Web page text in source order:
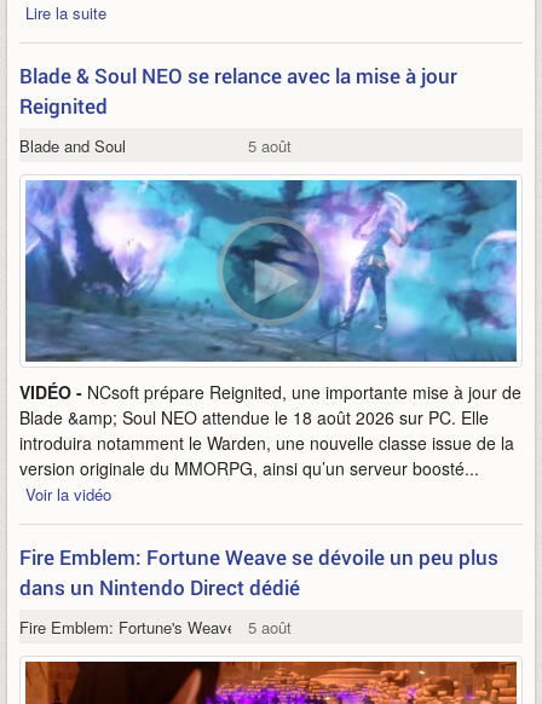
Lire la suite
Blade & Soul NEO se relance avec la mise à jour
Reignited
Blade and Soul 5 août
VIDÉO - NCsoft prépare Reignited, une importante mise à jour de
Blade &amp; Soul NEO attendue le 18 août 2026 sur PC. Elle
introduira notamment le Warden, une nouvelle classe issue de la
version originale du MMORPG, ainsi qu’un serveur boosté...
Voir la vidéo
Fire Emblem: Fortune Weave se dévoile un peu plus
dans un Nintendo Direct dédié
Fire Emblem: Fortune's Weave 5 août